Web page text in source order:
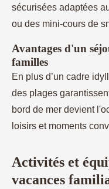
sécurisées adaptées
ou des mini-cours de
Avantages d'un
familles
En plus d’un cadre
des plages
bord de mer devient
loisirs et moments
Activités et
vacances